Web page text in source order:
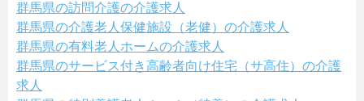
群馬県の訪問介護の介護求人
群馬県の介護老人保健施設（老健）の介護求人
群馬県の有料老人ホームの介護求人
群馬県のサービス付き高齢者向け住宅（サ高住）の介護
求人